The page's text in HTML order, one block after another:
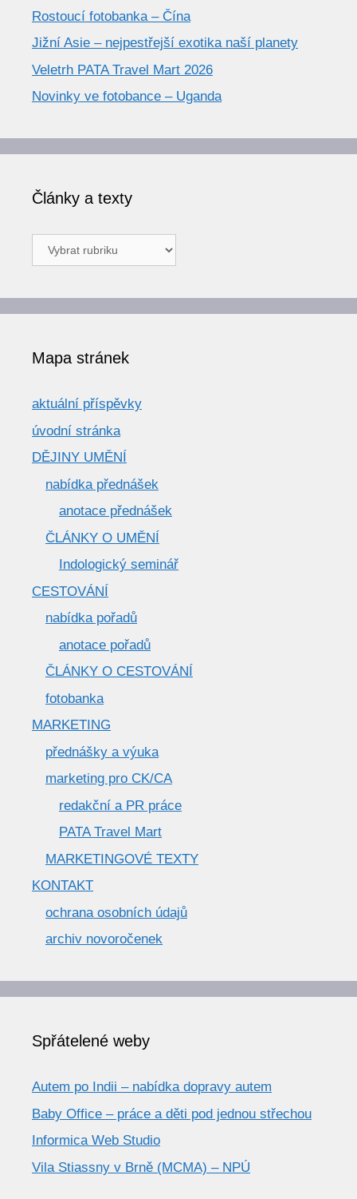
Rostoucí fotobanka – Čína
Jižní Asie – nejpestřejší exotika naší planety
Veletrh PATA Travel Mart 2026
Novinky ve fotobance – Uganda
Články a texty
Články
a
Mapa stránek
aktuální příspěvky
úvodní stránka
DĚJINY UMĚNÍ
nabídka přednášek
anotace přednášek
ČLÁNKY O UMĚNÍ
Indologický seminář
CESTOVÁNÍ
nabídka pořadů
anotace pořadů
ČLÁNKY O CESTOVÁNÍ
fotobanka
MARKETING
přednášky a výuka
marketing pro CK/CA
redakční a PR práce
PATA Travel Mart
MARKETINGOVÉ TEXTY
KONTAKT
ochrana osobních údajů
archiv novoročenek
Spřátelené weby
Autem po Indii – nabídka dopravy autem
Baby Office – práce a děti pod jednou střechou
Informica Web Studio
Vila Stiassny v Brně (MCMA) – NPÚ